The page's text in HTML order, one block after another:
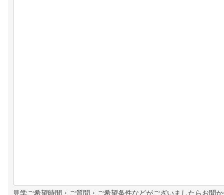
見学ご希望時間・ご質問・ご希望条件などがございましたらお聞